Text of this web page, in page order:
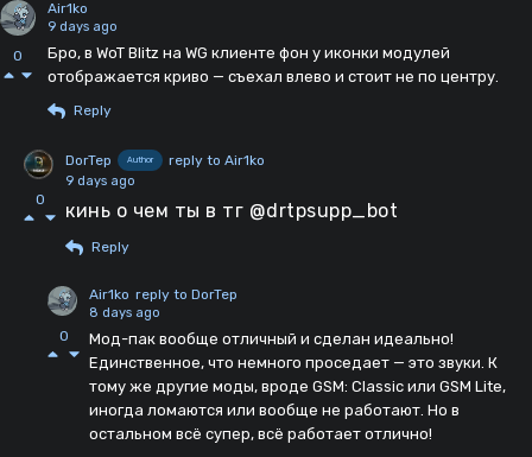
0
Air1ko
9 days ago
Бро, в WoT Blitz на WG клиенте фон у иконки модулей
отображается криво — съехал влево и стоит не по центру.
Reply
0
DorTep Author reply to Air1ko
9 days ago
кинь о чем ты в тг @drtpsupp_bot
Reply
0
Air1ko reply to DorTep
8 days ago
Мод-пак вообще отличный и сделан идеально!
Единственное, что немного проседает — это звуки. К
тому же другие моды, вроде GSM: Classic или GSM Lite,
иногда ломаются или вообще не работают. Но в
остальном всё супер, всё работает отлично!